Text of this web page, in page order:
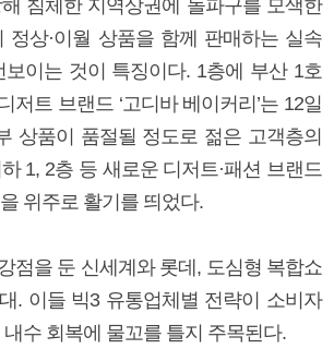
해 침체한 지역상권에 돌파구를 모색한
정상·이월 상품을 함께 판매하는 실속
이는 것이 특징이다. 1층에 부산 1호
저트 브랜드 ‘고디바 베이커리’는 12일
상품이 품절될 정도로 젊은 고객층의
1, 2층 등 새로운 디저트·패션 브랜드
위주로 활기를 띄었다.
점을 둔 신세계와 롯데, 도심형 복합쇼
. 이들 빅3 유통업체별 전략이 소비자
수 회복에 물꼬를 틀지 주목된다.